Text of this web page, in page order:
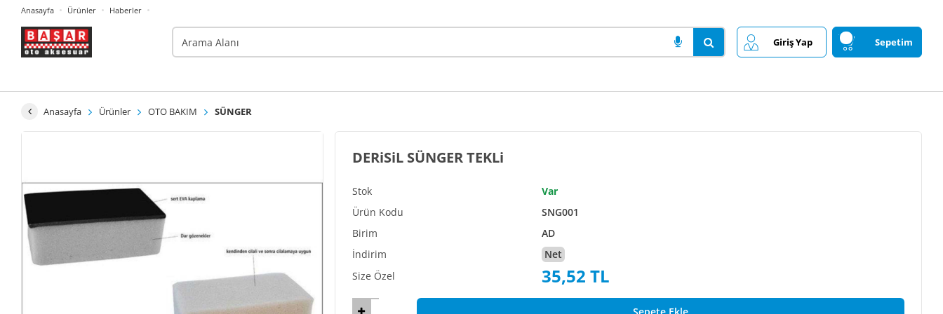
Anasayfa Ürünler Haberler
Giriş Yap Sepetim
Anasayfa Ürünler OTO BAKIM SÜNGER
SNG001
DERiSiL SÜNGER TEKLi
AD
Net
35,52 TL
Var